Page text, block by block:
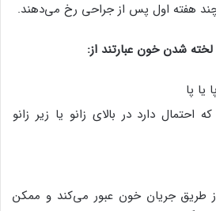
چند هفته اول پس از جراحی رخ می‌دهند.
شدن خون عبارتند از:
یا پا
دارد در بالای زانو یا زیر زانو
طریق جریان خون عبور می‌کند و ممکن